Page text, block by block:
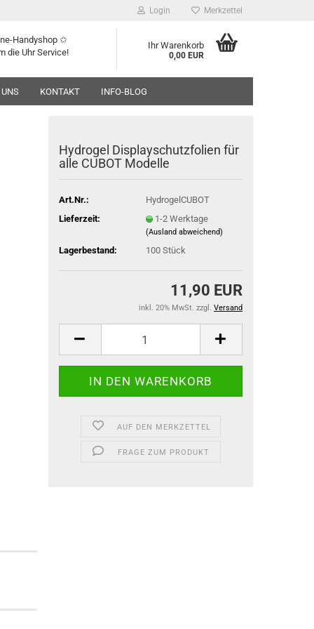
Login Merkzettel
Handyshop ✩
die Uhr Service!
Ihr Warenkorb
0,00 EUR
UNS KONTAKT INFO-BLOG
Hydrogel Displayschutzfolien für
alle CUBOT Modelle
Art.Nr.:
HydrogelCUBOT
Lieferzeit:
1-2 Werktage
(Ausland abweichend)
Lagerbestand: 100 Stück
11,90 EUR
inkl. 20% MwSt. zzgl. Versand
AUF DEN MERKZETTEL
FRAGE ZUM PRODUKT